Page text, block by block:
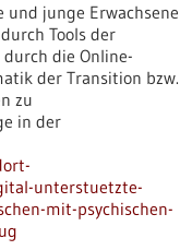
und junge Erwachsene
Tools der
die Online-
der Transition bzw.
zu
in der
unterstuetzte-
mit-psychischen-